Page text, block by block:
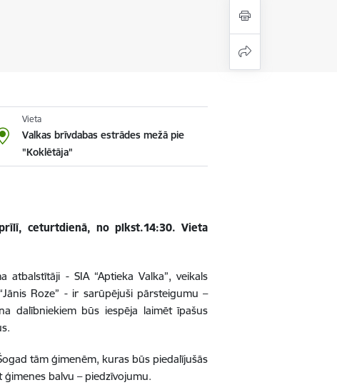
Vieta
Valkas brīvdabas estrādes mežā pie
"Koklētāja"
ceturtdienā, no plkst.14:30. Vieta
- SIA “Aptieka Valka”, veikals
Roze” - ir sarūpējuši pārsteigumu –
dalībniekiem būs iespēja laimēt īpašus
tām ģimenēm, kuras būs piedalījušās
balvu – piedzīvojumu.